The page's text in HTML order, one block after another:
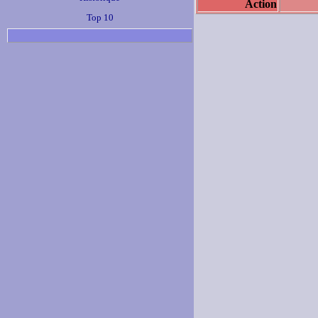
Top 10
Action